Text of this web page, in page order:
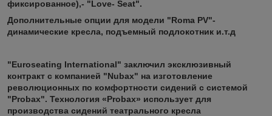
фиксированное),- "Love- Seat".
Дополнительные опции для модели "Roma PV"-
динамические кресла, подъемный подлокотник и.т.д
"Euroseating International" заключил эксклюзивный
контракт с компанией "Nubax" на изготовление
революционных по комфортности сидений с системой
"Probax". Технология «Probax» использует для
производства сидений театрального кресла